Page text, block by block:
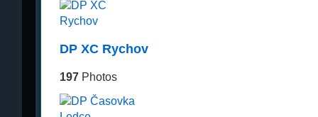
DP XC Rychov
197Photos